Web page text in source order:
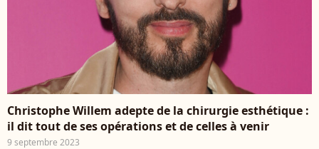
Christophe Willem adepte de la chirurgie esthétique :
il dit tout de ses opérations et de celles à venir
9 septembre 2023